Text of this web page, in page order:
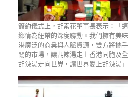
簽約儀式上，胡素花董事長表示：「
鄉情為紐帶的深度聯動。我們擁有美
港廣泛的商業與人脈資源，雙方將攜
闊的市場，讓胡辣湯走上香港同胞及
胡辣湯走向世界，讓世界愛上胡辣湯